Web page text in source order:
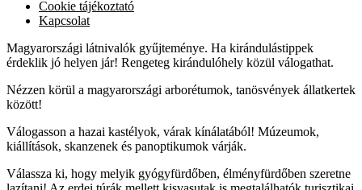
Cookie tájékoztató
Kapcsolat
Magyarországi látnivalók gyűjteménye. Ha kirándulástippek
érdeklik jó helyen jár! Rengeteg kirándulóhely közül válogathat.
Nézzen körül a magyarországi arborétumok, tanösvények állatkertek
között!
Válogasson a hazai kastélyok, várak kínálatából! Múzeumok,
kiállítások, skanzenek és panoptikumok várják.
Válassza ki, hogy melyik gyógyfürdőben, élményfürdőben szeretne